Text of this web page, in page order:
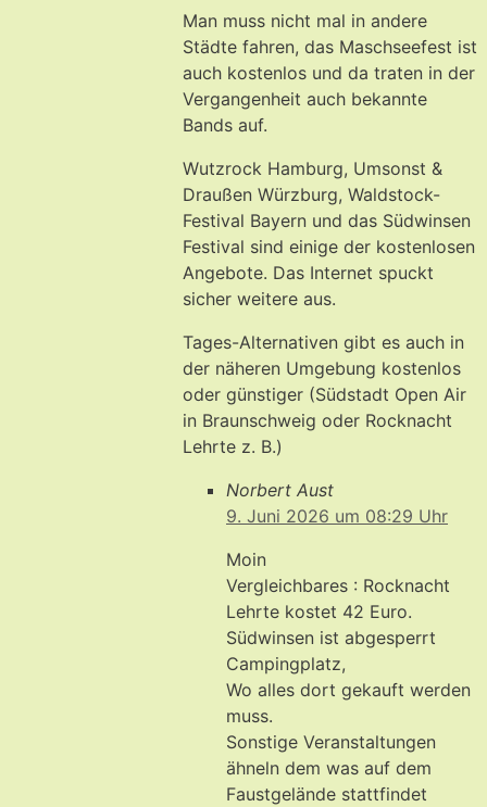
Man muss nicht mal in andere
Städte fahren, das Maschseefest ist
auch kostenlos und da traten in der
Vergangenheit auch bekannte
Bands auf.
Wutzrock Hamburg, Umsonst &
Draußen Würzburg, Waldstock-
Festival Bayern und das Südwinsen
Festival sind einige der kostenlosen
Angebote. Das Internet spuckt
sicher weitere aus.
Tages-Alternativen gibt es auch in
der näheren Umgebung kostenlos
oder günstiger (Südstadt Open Air
in Braunschweig oder Rocknacht
Lehrte z. B.)
Norbert Aust
9. Juni 2026 um 08:29 Uhr
Moin
Vergleichbares : Rocknacht
Lehrte kostet 42 Euro.
Südwinsen ist abgesperrt
Campingplatz,
Wo alles dort gekauft werden
muss.
Sonstige Veranstaltungen
ähneln dem was auf dem
Faustgelände stattfindet